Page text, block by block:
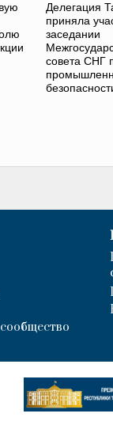
Делегация
приняла
заседании
совета СНГ